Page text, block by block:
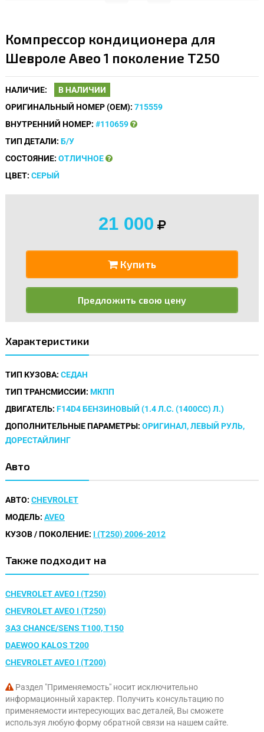
Компрессор кондиционера для
Шевроле Авео 1 поколение T250
НАЛИЧИЕ:
В НАЛИЧИИ
ОРИГИНАЛЬНЫЙ НОМЕР (OEM): 715559
ВНУТРЕННИЙ НОМЕР: #110659
ТИП ДЕТАЛИ: Б/У
СОСТОЯНИЕ: ОТЛИЧНОЕ
ЦВЕТ: СЕРЫЙ
21 000
Купить
Предложить свою цену
Характеристики
ТИП КУЗОВА: СЕДАН
ТИП ТРАНСМИССИИ: МКПП
ДВИГАТЕЛЬ: F14D4 БЕНЗИНОВЫЙ (1.4 Л.С. (1400CC) Л.)
ДОПОЛНИТЕЛЬНЫЕ ПАРАМЕТРЫ: ОРИГИНАЛ, ЛЕВЫЙ РУЛЬ,
ДОРЕСТАЙЛИНГ
Авто
АВТО: CHEVROLET
МОДЕЛЬ: AVEO
КУЗОВ / ПОКОЛЕНИЕ: I (T250) 2006-2012
Также подходит на
CHEVROLET AVEO I (T250)
CHEVROLET AVEO I (T250)
ЗАЗ CHANCE/SENS T100, T150
DAEWOO KALOS T200
CHEVROLET AVEO I (T200)
Раздел "Применяемость" носит исключительно
информационный характер. Получить консультацию по
применяемости интересующих вас деталей, Вы сможете
используя любую форму обратной связи на нашем сайте.